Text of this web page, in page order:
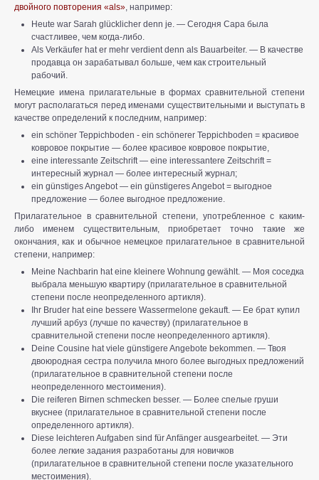
двойного повторения «als» , например:
Heute war Sarah glücklicher denn je. — Сегодня Сара была
счастливее, чем когда-либо.
Als Verkäufer hat er mehr verdient denn als Bauarbeiter. — В качестве
продавца он зарабатывал больше, чем как строительный
рабочий.
Немецкие имена прилагательные в формах сравнительной степени
могут располагаться перед именами существительными и выступать в
качестве определений к последним, например:
ein schöner Teppichboden - ein schönerer Teppichboden = красивое
ковровое покрытие — более красивое ковровое покрытие,
eine interessante Zeitschrift — eine interessantere Zeitschrift =
интересный журнал — более интересный журнал;
ein günstiges Angebot — ein günstigeres Angebot = выгодное
предложение — более выгодное предложение.
Прилагательное в сравнительной степени, употребленное с каким-
либо именем существительным, приобретает точно такие же
окончания, как и обычное немецкое прилагательное в сравнительной
степени, например:
Meine Nachbarin hat eine kleinere Wohnung gewählt. — Моя соседка
выбрала меньшую квартиру (прилагательное в сравнительной
степени после неопределенного артикля).
Ihr Bruder hat eine bessere Wassermelone gekauft. — Ее брат купил
лучший арбуз (лучше по качеству) (прилагательное в
сравнительной степени после неопределенного артикля).
Deine Cousine hat viele günstigere Angebote bekommen. — Твоя
двоюродная сестра получила много более выгодных предложений
(прилагательное в сравнительной степени после
неопределенного местоимения).
Die reiferen Birnen schmecken besser. — Более спелые груши
вкуснее (прилагательное в сравнительной степени после
определенного артикля).
Diese leichteren Aufgaben sind für Anfänger ausgearbeitet. — Эти
более легкие задания разработаны для новичков
(прилагательное в сравнительной степени после указательного
местоимения).